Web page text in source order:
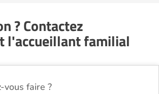
? Contactez
l'accueillant familial
vous faire ?